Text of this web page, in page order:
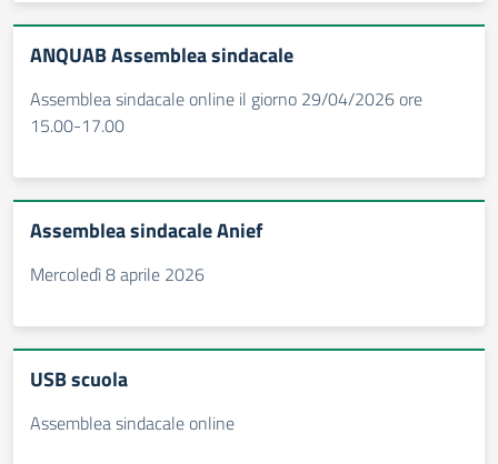
ANQUAB Assemblea sindacale
Assemblea sindacale online il giorno 29/04/2026 ore
15.00-17.00
Assemblea sindacale Anief
Mercoledì 8 aprile 2026
USB scuola
Assemblea sindacale online